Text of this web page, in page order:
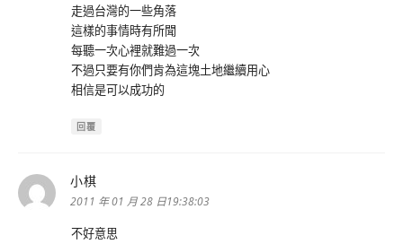
走過台灣的一些角落
這樣的事情時有所聞
每聽一次心裡就難過一次
不過只要有你們肯為這塊土地繼續用心
相信是可以成功的
回覆
小棋
示:
2011 年 01 月 28 日19:38:03
不好意思